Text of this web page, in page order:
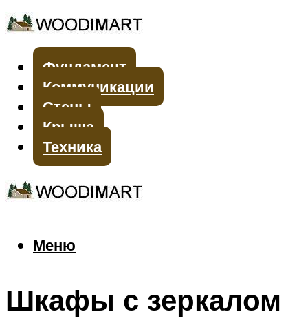
Фундамент
Коммуникации
Стены
Крыша
Техника
Меню
Меню
Шкафы с зеркалом